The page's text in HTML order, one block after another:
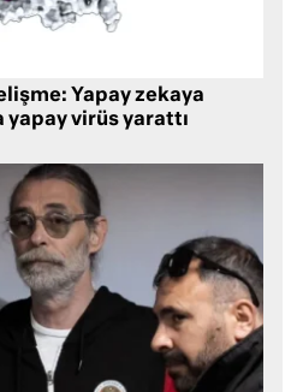
Yapay zekaya
yapay virüs yarattı